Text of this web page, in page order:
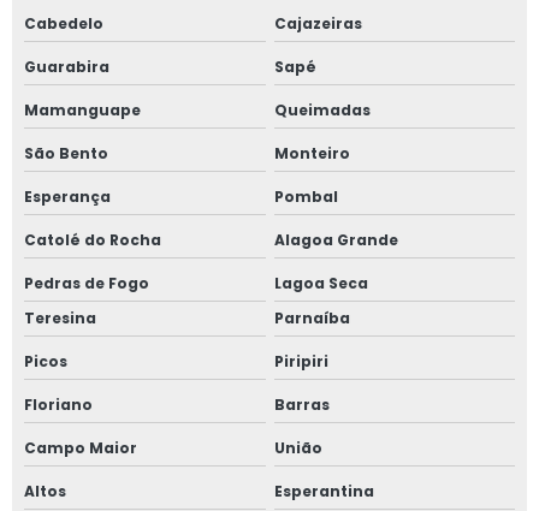
Cabedelo Cajazeiras
Guarabira Sapé
Mamanguape Queimadas
São Bento Monteiro
Esperança Pombal
Catolé do Rocha Alagoa Grande
Pedras de Fogo
Lagoa Seca
Teresina
Parnaíba
Picos Piripiri
Floriano Barras
Campo Maior União
Altos Esperantina